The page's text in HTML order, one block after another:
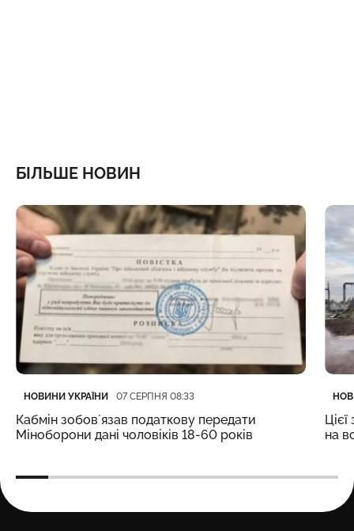
БІЛЬШЕ НОВИН
Категорія
НОВИНИ УКРАЇНИ
Дата публікації 07 СЕРПНЯ 08:33
Кабмін зобовʼязав податкову передати
Міноборони дані чоловіків 18-60 років
на